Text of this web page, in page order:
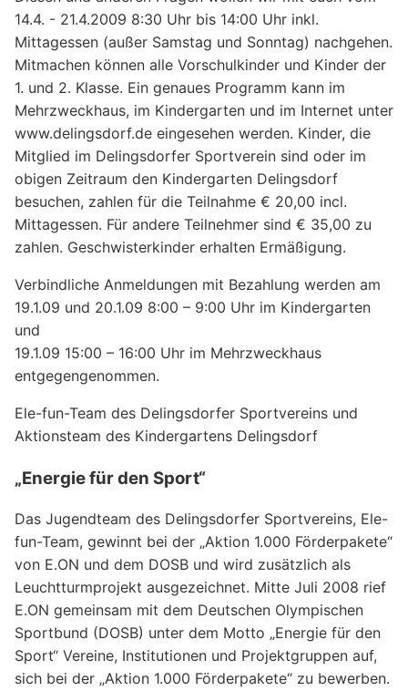
14.4. - 21.4.2009 8:30 Uhr bis 14:00 Uhr inkl.
Mittagessen (außer Samstag und Sonntag) nachgehen.
Mitmachen können alle Vorschulkinder und Kinder der
1. und 2. Klasse. Ein genaues Programm kann im
Mehrzweckhaus, im Kindergarten und im Internet unter
www.delingsdorf.de eingesehen werden. Kinder, die
Mitglied im Delingsdorfer Sportverein sind oder im
obigen Zeitraum den Kindergarten Delingsdorf
besuchen, zahlen für die Teilnahme € 20,00 incl.
Mittagessen. Für andere Teilnehmer sind € 35,00 zu
zahlen. Geschwisterkinder erhalten Ermäßigung.
Verbindliche Anmeldungen mit Bezahlung werden am
19.1.09 und 20.1.09 8:00 – 9:00 Uhr im Kindergarten
und
19.1.09 15:00 – 16:00 Uhr im Mehrzweckhaus
entgegengenommen.
Ele-fun-Team des Delingsdorfer Sportvereins und
Aktionsteam des Kindergartens Delingsdorf
„Energie für den Sport“
Das Jugendteam des Delingsdorfer Sportvereins, Ele-
fun-Team, gewinnt bei der „Aktion 1.000 Förderpakete“
von E.ON und dem DOSB und wird zusätzlich als
Leuchtturmprojekt ausgezeichnet. Mitte Juli 2008 rief
E.ON gemeinsam mit dem Deutschen Olympischen
Sportbund (DOSB) unter dem Motto „Energie für den
Sport“ Vereine, Institutionen und Projektgruppen auf,
sich bei der „Aktion 1.000 Förderpakete“ zu bewerben.